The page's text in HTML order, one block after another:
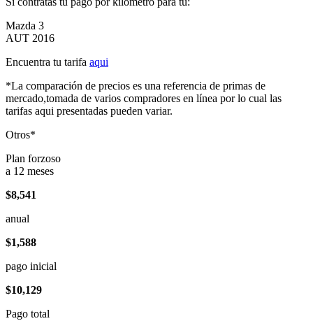
Mazda 3
AUT 2016
Encuentra tu tarifa aqui
*La comparación de precios es una referencia de primas de
mercado,tomada de varios compradores en línea por lo cual las
tarifas aqui presentadas pueden variar.
Otros*
Plan forzoso
a 12 meses
$8,541
anual
$1,588
pago inicial
$10,129
Pago total